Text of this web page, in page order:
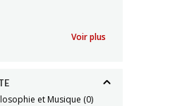
Voir plus
et Musique (0)